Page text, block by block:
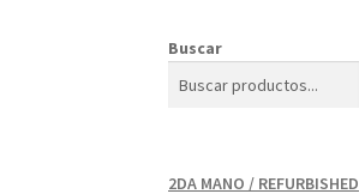
Buscar
2DA MANO / REFURBISHED